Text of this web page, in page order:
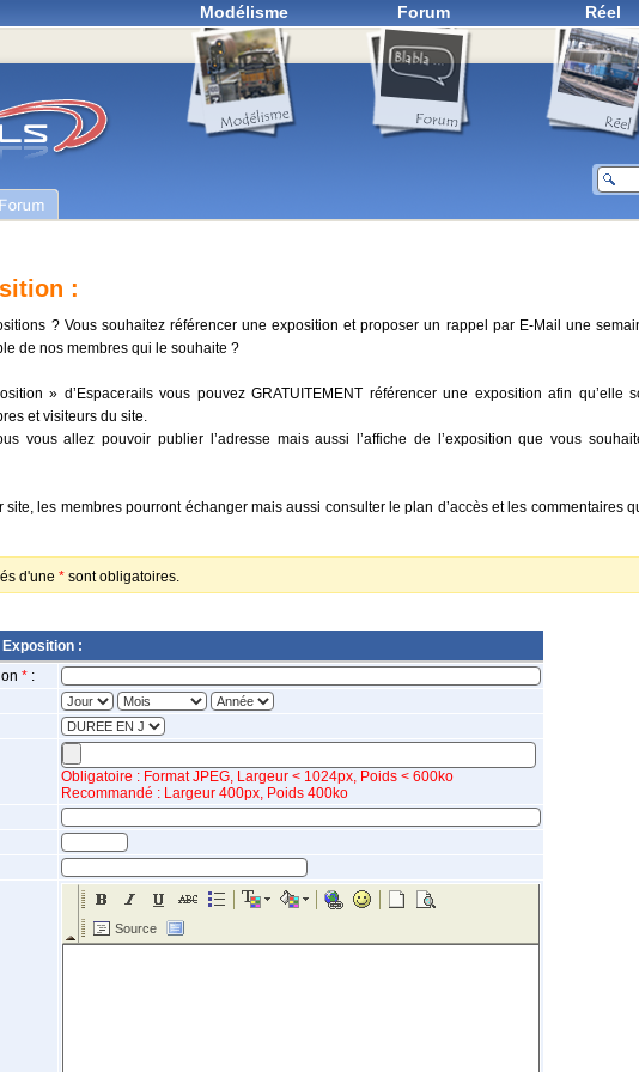
Modélisme Forum Réel
:
? Vous souhaitez référencer une exposition et proposer un rappel par E-Mail une
de nos membres qui le souhaite ?
» d’Espacerails vous pouvez GRATUITEMENT référencer une exposition afin qu’elle
et visiteurs du site.
vous allez pouvoir publier l’adresse mais aussi l’affiche de l’exposition que vous
site, les membres pourront échanger mais aussi consulter le plan d’accès et les commentaires
d'une * sont obligatoires.
:
* :
Obligatoire : Format JPEG, Largeur < 1024px, Poids < 600ko
Recommandé : Largeur 400px, Poids 400ko